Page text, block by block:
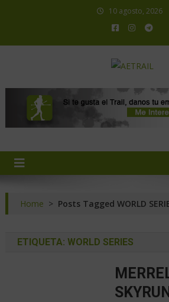
10 agosto, 2026
Home > Posts Tagged WORLD
ETIQUETA: WORLD SERIES